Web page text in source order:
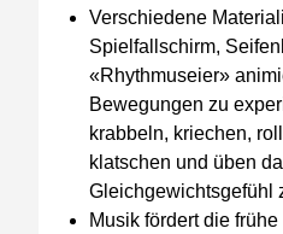
Verschiedene
Spielfallschirm,
«Rhythmuseier»
Bewegungen zu
krabbeln, kriechen,
klatschen und üben
Gleichgewichtsgefühl
Musik fördert die